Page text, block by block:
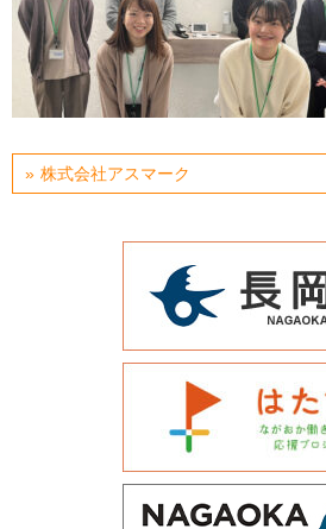
お問い合わせ
関連機関リンク
サイトポリシー
株式会社アスマーク